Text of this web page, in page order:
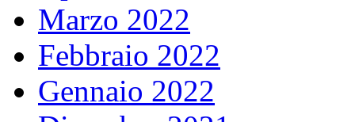
Marzo 2022
Febbraio 2022
Gennaio 2022